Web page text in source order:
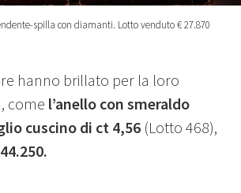
spilla con diamanti. Lotto venduto € 27.870
hanno brillato per la loro
come l’anello con smeraldo
cuscino di ct 4,56 (Lotto 468),